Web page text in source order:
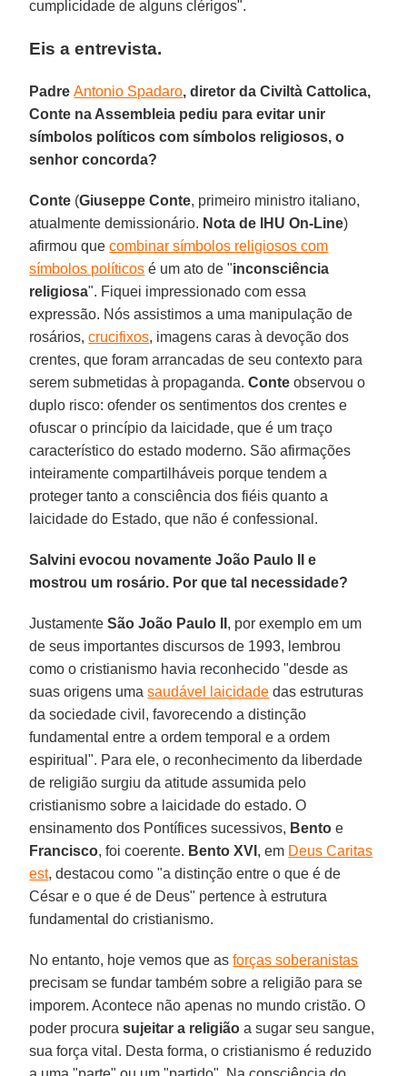
cumplicidade de alguns clérigos".
Eis a entrevista.
PadreAntonio Spadaro, diretor da Civiltà Cattolica,
Conte na Assembleia pediu para evitar unir
símbolos políticos com símbolos religiosos, o
senhor concorda?
Conte (Giuseppe Conte, primeiro ministro italiano,
atualmente demissionário. Nota de IHU On-Line)
afirmou quecombinar símbolos religiosos com
símbolos políticos é um ato de "inconsciência
religiosa". Fiquei impressionado com essa
expressão. Nós assistimos a uma manipulação de
rosários,crucifixos, imagens caras à devoção dos
crentes, que foram arrancadas de seu contexto para
serem submetidas à propaganda.Conte observou o
duplo risco: ofender os sentimentos dos crentes e
ofuscar o princípio da laicidade, que é um traço
característico do estado moderno. São afirmações
inteiramente compartilháveis porque tendem a
proteger tanto a consciência dos fiéis quanto a
laicidade do Estado, que não é confessional.
Salvini evocou novamente João Paulo II e
mostrou um rosário. Por que tal necessidade?
JustamenteSão João Paulo II , por exemplo em um
de seus importantes discursos de 1993, lembrou
como o cristianismo havia reconhecido "desde as
suas origens umasaudável laicidade das estruturas
da sociedade civil, favorecendo a distinção
fundamental entre a ordem temporal e a ordem
espiritual". Para ele, o reconhecimento da liberdade
de religião surgiu da atitude assumida pelo
cristianismo sobre a laicidade do estado. O
ensinamento dos Pontífices sucessivos, Bento e
Francisco, foi coerente. Bento XVI , em Deus Caritas
est, destacou como "a distinção entre o que é de
César e o que é de Deus" pertence à estrutura
fundamental do cristianismo.
No entanto, hoje vemos que asforças soberanistas
precisam se fundar também sobre a religião para se
imporem. Acontece não apenas no mundo cristão. O
poder procurasujeitar a religião a sugar seu sangue,
sua força vital. Desta forma, o cristianismo é reduzido